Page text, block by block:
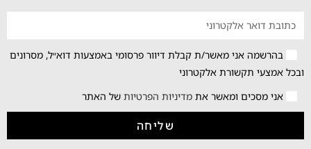
בהרשמה אני מאשר/ת קבלת דיוור פרסומי באמצעות דוא״ל, מסרונים
ובכל אמצעי תקשורת אלקטרוני
אני מסכים ומאשר את מדיניות הפרטיות של האתר
שליחה